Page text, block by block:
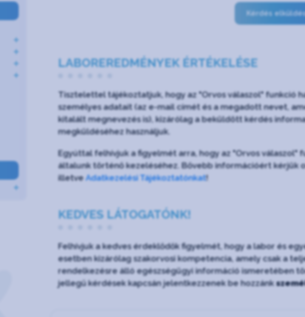
Kérdés
LABOREREDMÉNYEK ÉRTÉKELÉSE
Tisztelettel tájékoztatjuk, hogy az "Orvos válaszol" funkció
személyes adatait (az e-mail címét és a megadott nevet,
kitalált megnevezés is), kizárólag a beküldött kérdés
megküldéséhez használjuk.
Egyúttal felhívjuk a figyelmét arra, hogy az "Orvos válaszol"
általunk történő kezeléséhez. Bővebb információért kérjük
illetveAdatkezelési Tájékoztatónkat!
KEDVES LÁTOGATÓNK!
Felhívjuk a kedves érdeklődők figyelmét, hogy a labor és
esetben kizárólag szakorvosi kompetencia, amely csak a
rendelkezésre álló egészségügyi információ ismeretében
jellegű kérdések kapcsán jelentkezzenek be hozzánk